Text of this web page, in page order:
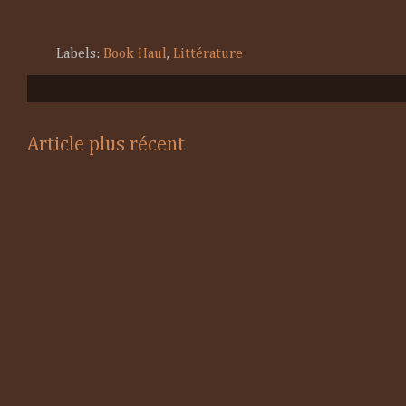
Labels: Book Haul, Littérature
Article plus récent